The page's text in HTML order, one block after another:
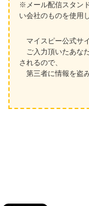
※メール配信スタン
い会社のものを使用
マイスピー公式サ
ご入力頂いたあな
されるので、
第三者に情報を盗